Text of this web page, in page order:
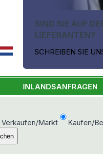
SIND SIE AUF
LIEFERANTEN?
SCHREIBEN SIE
INLANDSANFRAGEN
Verkaufen/Markt Kaufen/